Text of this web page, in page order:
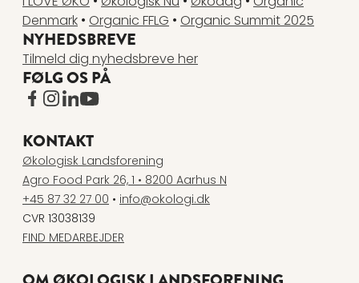
Denmark • Organic FFLG • Organic Summit 2025
NYHEDSBREVE
Tilmeld dig nyhedsbreve her
FØLG OS PÅ
www.facebook.com
www.instagram.com
www.linkedin.com
www.youtube.com
KONTAKT
Økologisk Landsforening
Agro Food Park 26, 1 • 8200 Aarhus N
+45 87 32 27 00 • info@okologi.dk
CVR 13038139
FIND MEDARBEJDER